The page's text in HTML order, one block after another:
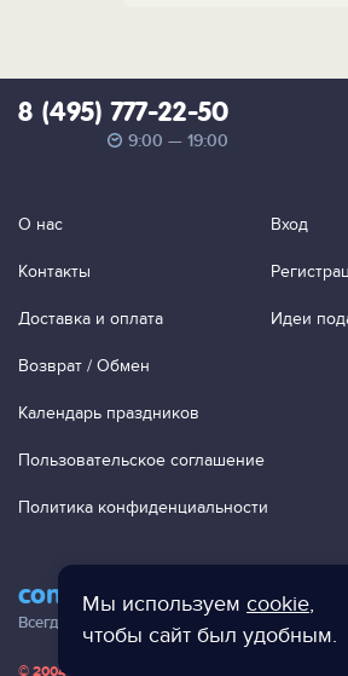
Мы используем cookie,
чтобы сайт был удобным.
contact@ac-studio.ru
Всегда отвечаем на ваши письма!
8 (495) 777-22-50
9:00 — 19:00
О нас
Контакты
Доставка и оплата
Возврат / Обмен
Календарь праздников
Пользовательское соглашение
Политика конфиденциальности
Вход
Идеи
© 2004 — 2026